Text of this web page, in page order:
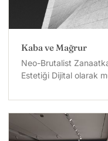
Kaba ve Mağrur
Neo-Brutalist
Estetiği Dijital olarak